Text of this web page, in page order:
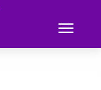
Toggle